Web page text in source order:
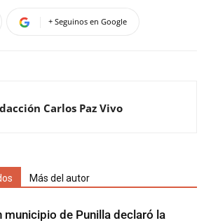
+ Seguinos en Google
Carlos Paz Vivo
Más del autor
municipio de Punilla declaró la